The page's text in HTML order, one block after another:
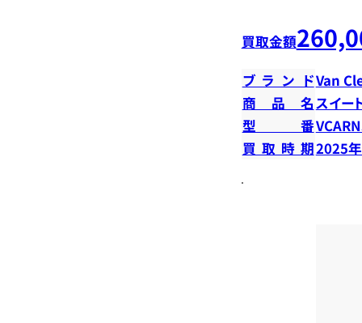
買取金額
ブランドVan
商品名スイー
型番
買取時期2025